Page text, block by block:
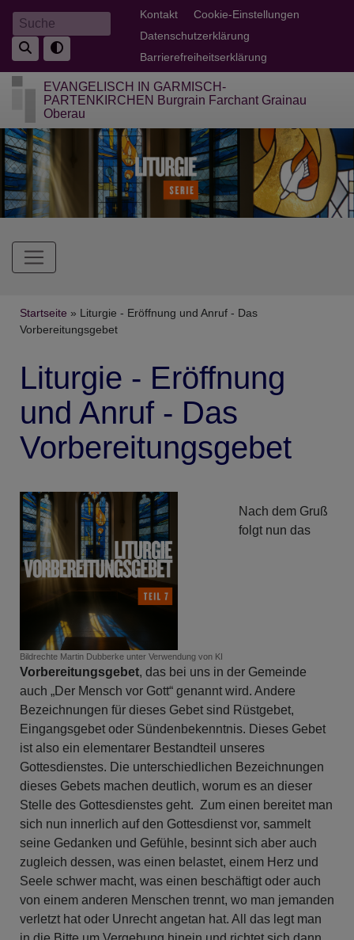
Direkt
zum
Inhalt
Suche Fußbereichsmenü
Kontakt
Cookie-Einstellungen
Datenschutzerklärung
Barrierefreiheitserklärung
EVANGELISCH IN GARMISCH-
PARTENKIRCHEN Burgrain Farchant Grainau
Oberau
Hauptnavigation
Breadcrumb
Startseite
Liturgie - Eröffnung und Anruf - Das
Vorbereitungsgebet
Liturgie - Eröffnung
und Anruf - Das
Vorbereitungsgebet
Bildrechte Martin Dubberke unter Verwendung von KI
Nach dem Gruß
folgt nun das
Vorbereitungsgebet, das bei uns in der Gemeinde
auch „Der Mensch vor Gott“ genannt wird. Andere
Bezeichnungen für dieses Gebet sind Rüstgebet,
Eingangsgebet oder Sündenbekenntnis. Dieses Gebet
ist also ein elementarer Bestandteil unseres
Gottesdienstes. Die unterschiedlichen Bezeichnungen
dieses Gebets machen deutlich, worum es an dieser
Stelle des Gottesdienstes geht. Zum einen bereitet man
sich nun innerlich auf den Gottesdienst vor, sammelt
seine Gedanken und Gefühle, besinnt sich aber auch
zugleich dessen, was einen belastet, einem Herz und
Seele schwer macht, was einen beschäftigt oder auch
von einem anderen Menschen trennt, wo man jemanden
verletzt hat oder Unrecht angetan hat. All das legt man